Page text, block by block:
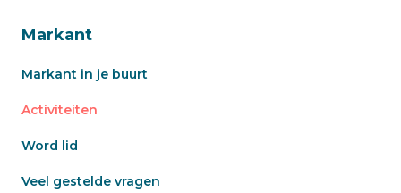
Markant
Markant in je buurt
Activiteiten
Word lid
Veel gestelde vragen